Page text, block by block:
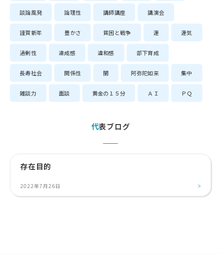
談論風発 論理性 講師講座 講演会
謹賀新年 豊かさ 貧困と戦争 運 運気
過剰性 達成感 違和感 部下育成
長寿社会 関係性 闇 阿弥陀如来 集中
雑談力 面談 黄金の１５分 ＡＩ ＰＱ
代表ブログ
存在目的
2022年7月26日